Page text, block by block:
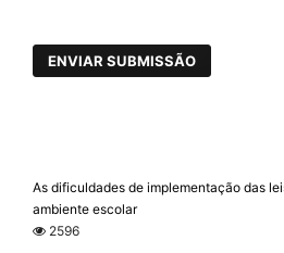
ENVIAR SUBMISSÃO
As dificuldades de implementação das
ambiente escolar
2596